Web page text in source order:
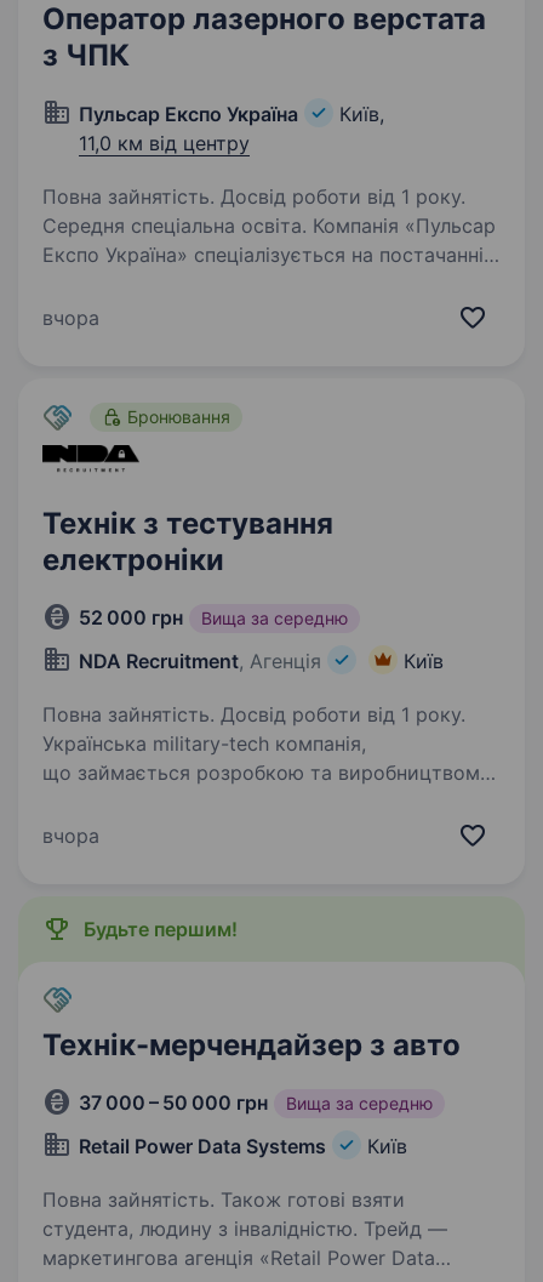
Оператор лазерного верстата
з ЧПК
Пульсар Експо Україна
Київ,
11,0 км від центру
Повна зайнятість. Досвід роботи від 1 року.
Середня спеціальна освіта. Компанія «Пульсар
Експо Україна» спеціалізується на постачанні
власного виробництва та техніки, виробленої
вчора
Бронювання
Технік з тестування
електроніки
52 000 грн Вища за середню
NDA Recruitment, Агенція Київ
Повна зайнятість. Досвід роботи від 1 року.
Українська military-tech компанія,
що займається розробкою та виробництвом
тестування електроніки та шукає
вчора
Будьте першим!
Технік-мерчендайзер з авто
37 000 – 50 000 грн Вища за середню
Retail Power Data Systems Київ
Повна зайнятість. Також готові взяти
студента, людину з інвалідністю. Трейд —
маркетингова агенція «Retail Power Data